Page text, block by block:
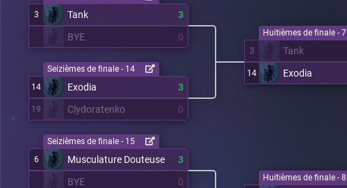
3 Tank
3
BYE
0
14 Exodia 3
19 Clydoratenko 0
Seizièmes de finale - 14
6 Musculature Douteuse
3
BYE
0
Seizièmes de finale - 15
3 Tank
14 Exodia
Huitièmes de finale - 7
Huitièmes de finale - 8